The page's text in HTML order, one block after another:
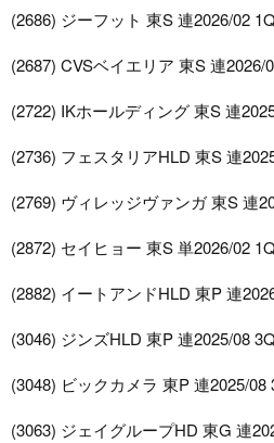
(2686) ジーフット 東S 連2026/02
(2687) CVSベイエリア 東S 連2026/
(2722) IKホールディング 東S 連
(2736) フェスタリアHLD 東S 連
(2769) ヴィレッジヴァンガ 東S 連
(2872) セイヒョー 東S 単2026/02
(2882) イートアンドHLD 東P 連
(3046) ジンズHLD 東P 連2025/08
(3048) ビックカメラ 東P 連2025/08
(3063) ジェイグループHD 東G 連